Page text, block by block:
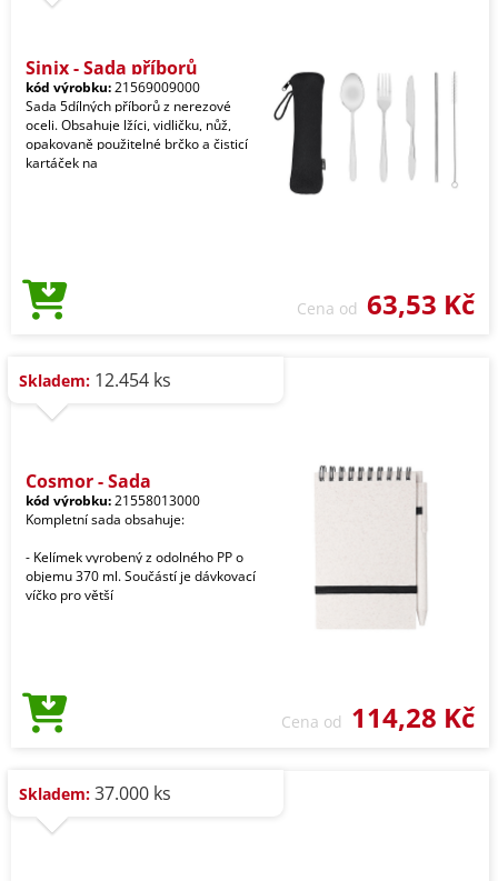
Sinix - Sada příborů
kód výrobku:21569009000
Sada 5dílných příborů z nerezové
oceli. Obsahuje lžíci, vidličku, nůž,
opakovaně použitelné brčko a čisticí
kartáček na
Cena od 63,53 Kč
Skladem: 12.454 ks
Cosmor - Sada
kód výrobku:21558013000
Kompletní sada obsahuje:
- Kelímek vyrobený z odolného PP o
objemu 370 ml. Součástí je dávkovací
víčko pro větší
Cena od 114,28 Kč
Skladem: 37.000 ks